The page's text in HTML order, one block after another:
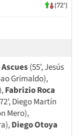
(72')
(55', Jesús
Grimaldo),
Fabrizio Roca
Diego Martín
Mero),
Diego Otoya